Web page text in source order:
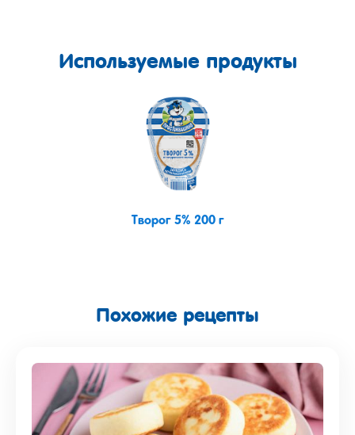
Используемые продукты
Творог 5% 200 г
Похожие рецепты